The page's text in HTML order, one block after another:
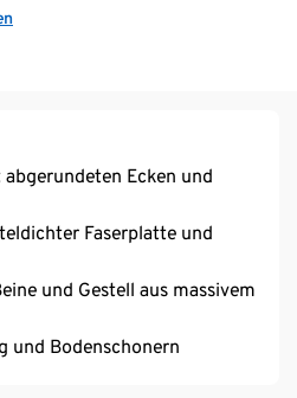
Ecken und
Faserplatte und
und Gestell aus massivem
und Bodenschonern